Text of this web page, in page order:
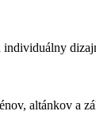
altánkov a